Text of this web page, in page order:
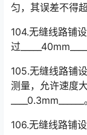
匀，其误差不得超
104.无缝线路铺
过
105.无缝线路铺
测量，允许速度
____0.3mm______。
106.无缝线路铺